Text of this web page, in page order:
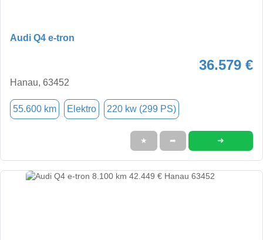
Audi Q4 e-tron
36.579 €
Hanau, 63452
55.600 km Elektro 220 kw (299 PS)
★ ➦ ➜